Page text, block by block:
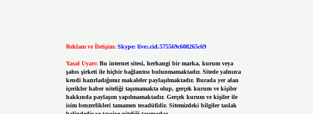
Reklam ve İletişim: Skype: live:.cid.575569c608265c69
Yasal Uyarı: Bu internet sitesi, herhangi bir marka, kurum veya
şahıs şirketi ile hiçbir bağlantısı bulunmamaktadır. Sitede yalnızca
kendi hazırladığımız makaleler paylaşılmaktadır. Burada yer alan
içerikler haber niteliği taşımamakta olup, gerçek kurum ve kişiler
hakkında paylaşım yapılmamaktadır. Gerçek kurum ve kişiler ile
isim benzerlikleri tamamen tesadüfidir. Sitemizdeki bilgiler taslak